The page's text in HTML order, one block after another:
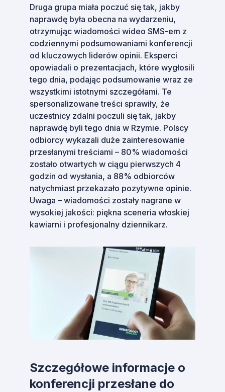
Druga grupa miała poczuć się tak, jakby
naprawdę była obecna na wydarzeniu,
otrzymując wiadomości wideo SMS-em z
codziennymi podsumowaniami konferencji
od kluczowych liderów opinii. Eksperci
opowiadali o prezentacjach, które wygłosili
tego dnia, podając podsumowanie wraz ze
wszystkimi istotnymi szczegółami. Te
spersonalizowane treści sprawiły, że
uczestnicy zdalni poczuli się tak, jakby
naprawdę byli tego dnia w Rzymie. Polscy
odbiorcy wykazali duże zainteresowanie
przesłanymi treściami – 80% wiadomości
zostało otwartych w ciągu pierwszych 4
godzin od wysłania, a 88% odbiorców
natychmiast przekazało pozytywne opinie.
Uwaga – wiadomości zostały nagrane w
wysokiej jakości: piękna sceneria włoskiej
kawiarni i profesjonalny dziennikarz.
Szczegółowe informacje o
konferencji przesłane do